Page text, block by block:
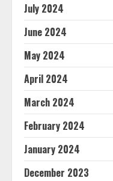
July 2024
June 2024
May 2024
April 2024
March 2024
February 2024
January 2024
December 2023